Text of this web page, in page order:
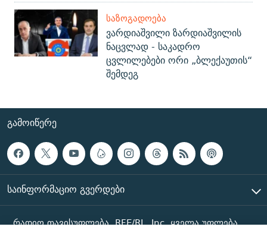
ᲡᲐᲖᲝᲒᲐᲓᲝᲔᲑᲐ
ვარდიაშვილი ზარდიაშვილის
ნაცვლად - საკადრო
ცვლილებები ორი „ბლექაუთის“
შემდეგ
ᲒᲐᲛᲝᲘᲬᲔᲠᲔ
ᲡᲐᲘᲜᲤᲝᲠᲛᲐᲪᲘᲝ ᲒᲕᲔᲠᲓᲔᲑᲘ
რადიო თავისუფლება, RFE/RL, Inc. ყველა უფლება